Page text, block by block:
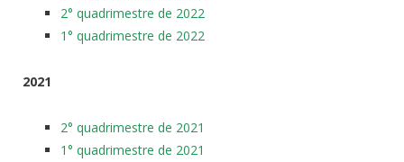
2° quadrimestre de 2022
1° quadrimestre de 2022
2021
2° quadrimestre de 2021
1° quadrimestre de 2021